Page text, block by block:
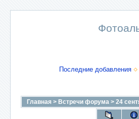
Последние добавления
Главная > Встречи форума > 24